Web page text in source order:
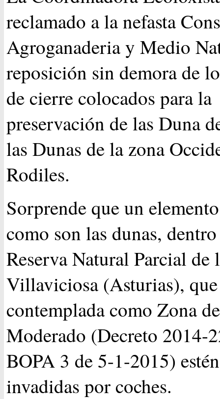
reclamado a la nefasta
Agroganaderia y Medio
reposición sin demora de
de cierre colocados para la
preservación de las Duna
las Dunas de la zona
Rodiles.
Sorprende que un
como son las dunas,
Reserva Natural Parcial de
Villaviciosa (Asturias), que
contemplada como Zona
Moderado (Decreto 2014-
BOPA 3 de 5-1-2015)
invadidas por coches.